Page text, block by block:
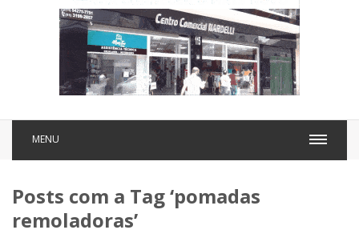
MENU
Posts com a Tag ‘pomadas
remoladoras’